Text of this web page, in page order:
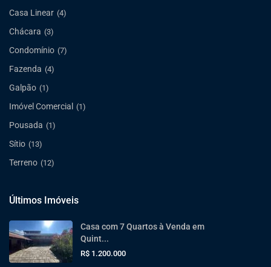
Casa Linear (4)
Chácara (3)
Condomínio (7)
Fazenda (4)
Galpão (1)
Imóvel Comercial (1)
Pousada (1)
Sítio (13)
Terreno (12)
Últimos Imóveis
Casa com 7 Quartos à Venda em
Quint...
R$ 1.200.000